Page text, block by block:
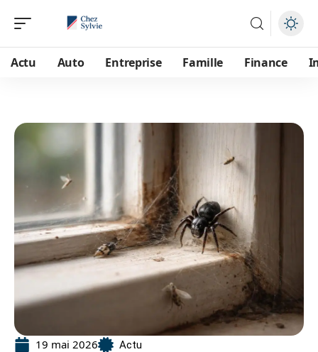
Actu Auto Entreprise Famille Finance
19 mai 2026 Actu